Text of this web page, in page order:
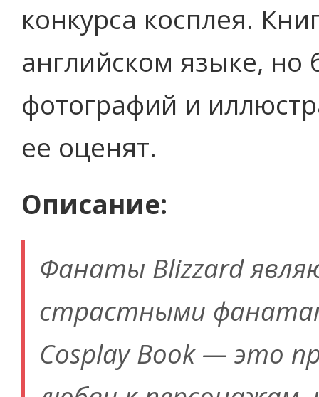
конкурса косплея.
английском языке, но
фотографий и
ее оценят.
Описание:
Фанаты Blizzard
страстными
Cosplay Book — это